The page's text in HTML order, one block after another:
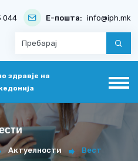
044 Е-пошта: info@iph.mk
здравје на
Актуелности Вест